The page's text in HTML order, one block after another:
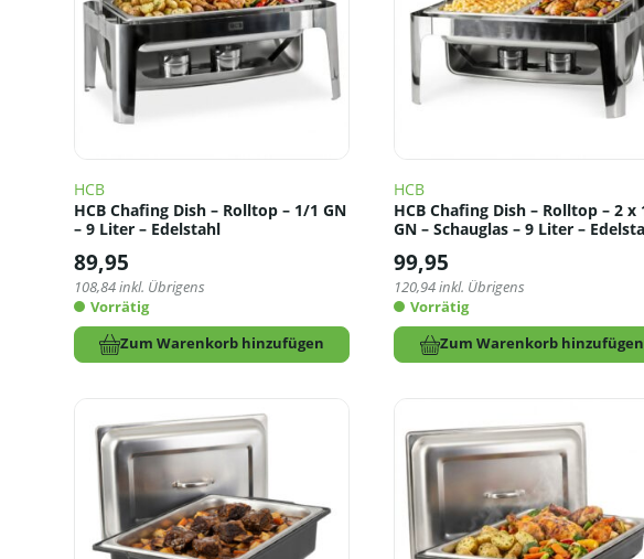
HCB
HCB Chafing Dish – Rolltop – 1/1 GN
– 9 Liter – Edelstahl
89,95
108,84inkl. Übrigens
Vorrätig
Zum Warenkorb hinzufügen
HCB
HCB Chafing Dish – Rolltop – 2 x
GN – Schauglas – 9 Liter –
99,95
120,94inkl. Übrigens
Vorrätig
Zum Warenkorb hinzufügen